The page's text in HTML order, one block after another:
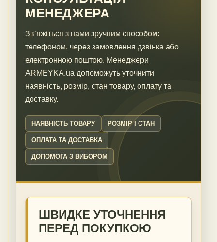
МЕНЕДЖЕРА
Зв’яжіться з нами зручним способом:
телефоном, через замовлення дзвінка або
електронною поштою. Менеджери
ARMEYKA.ua допоможуть уточнити
наявність, розмір, стан товару, оплату та
доставку.
НАЯВНІСТЬ ТОВАРУ РОЗМІР І СТАН
ОПЛАТА ТА ДОСТАВКА
ДОПОМОГА З ВИБОРОМ
ШВИДКЕ УТОЧНЕННЯ
ПЕРЕД ПОКУПКОЮ